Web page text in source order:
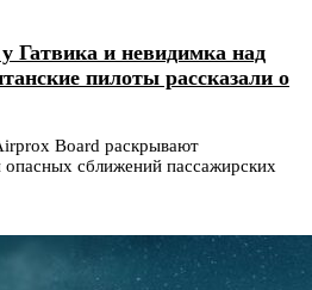
Гатвика и невидимка над
пилоты рассказали о
Board раскрывают
сближений пассажирских